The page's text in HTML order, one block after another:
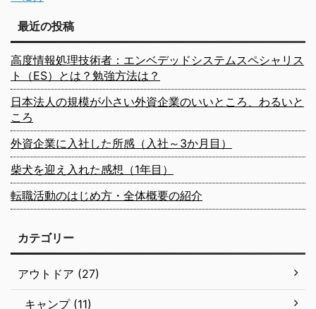
最近の投稿
高度情報処理技術者：エンベデッドシステムスペシャリス
ト（ES）とは？勉強方法は？
日本法人の規模が小さい外資企業のいいところ、わるいと
ころ
外資企業に入社した所感（入社～3か月目）
柴犬を迎え入れた感想（1年目）
転職活動のはじめ方・全体概要の紹介
カテゴリー
アウトドア (27)
キャンプ (11)